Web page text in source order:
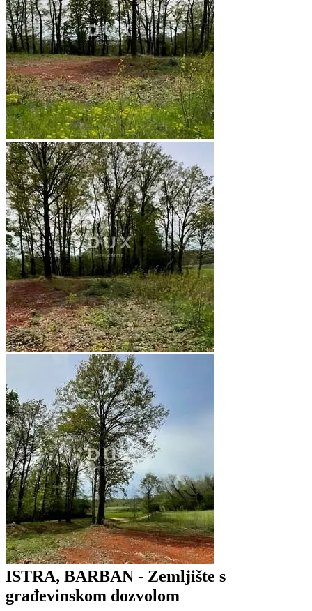
ISTRA, BARBAN - Zemljište s
građevinskom dozvolom